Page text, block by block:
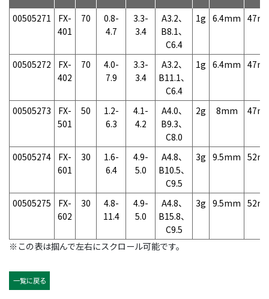
00505271
FX-
401
70
0.8-
4.7
3.3-
3.4
A3.2、
B8.1、
C6.4
1g 6.4mm
00505272
FX-
402
70
4.0-
7.9
3.3-
3.4
A3.2、
B11.1、
C6.4
1g 6.4mm
00505273
FX-
501
50
1.2-
6.3
4.1-
4.2
A4.0、
B9.3、
C8.0
2g 8mm
00505274
FX-
601
30
1.6-
6.4
4.9-
5.0
A4.8、
B10.5、
C9.5
3g 9.5mm
00505275
FX-
602
30
4.8-
11.4
4.9-
5.0
A4.8、
B15.8、
C9.5
3g 9.5mm
※この表は掴んで左右にスクロール可能です。
一覧に戻る